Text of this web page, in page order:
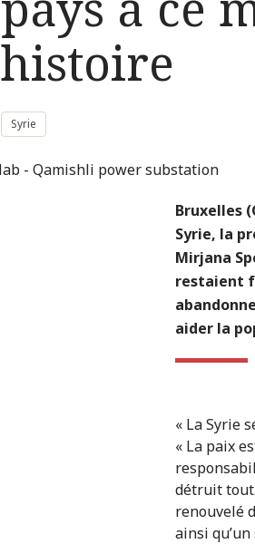
histoire
Syrie
Bruxelles
Syrie, la
Mirjana
restaient
aider la
« La Syrie
« La paix
détruit
renouvelé
ainsi